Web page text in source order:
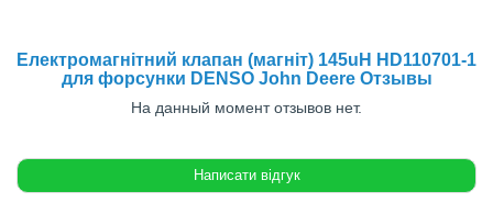
Електромагнітний клапан (магніт) 145uH HD110701-1
для форсунки DENSO John Deere Отзывы
На данный момент отзывов нет.